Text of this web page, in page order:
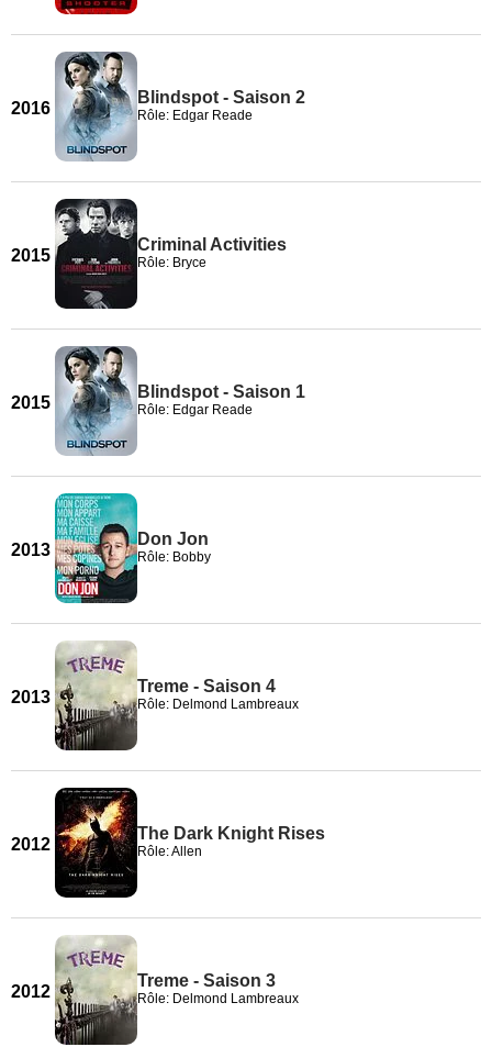
2016
Blindspot - Saison 2
Rôle: Edgar Reade
2015
Criminal Activities
Rôle: Bryce
2015
Blindspot - Saison 1
Rôle: Edgar Reade
2013
Don Jon
Rôle: Bobby
2013
Treme - Saison 4
Rôle: Delmond Lambreaux
2012
The Dark Knight Rises
Rôle: Allen
2012
Treme - Saison 3
Rôle: Delmond Lambreaux